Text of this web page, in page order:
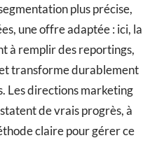
plus précise,
une offre adaptée : ici, la
à remplir des reportings,
transforme durablement
Les directions marketing
de vrais progrès, à
claire pour gérer ce